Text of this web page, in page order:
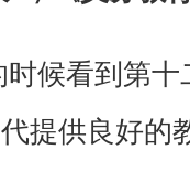
时候看到第
提供良好的